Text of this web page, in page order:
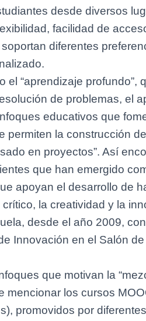
desde diversos
facilidad de
diferentes
el “aprendizaje profundo”,
de problemas, el
educativos que
permiten la construcción
en proyectos”. Así
que han emergido
apoyan el desarrollo de
la creatividad y la
desde el año 2009,
Innovación en el Salón
que motivan la
mencionar los cursos
promovidos por